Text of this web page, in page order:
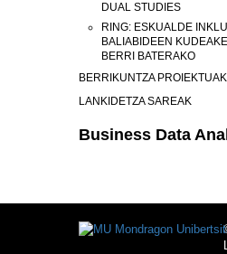
DUAL STUDIES
RING: ESKUALDE
BALIABIDEEN
BERRI BATERAKO
BERRIKUNTZA PROIEKTUAK
LANKIDETZA SAREAK
Business Data